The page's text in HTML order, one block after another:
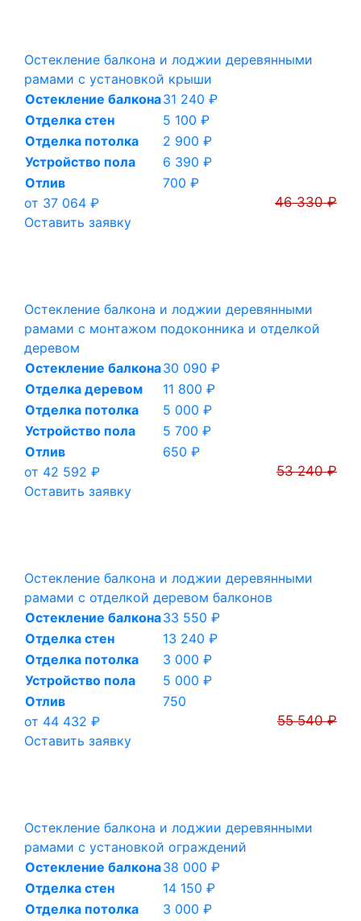
Остекление балкона и лоджии деревянными
рамами с установкой крыши
Остекление балкона31 240 ₽
Отделка стен
5 100 ₽
Отделка потолка
2 900 ₽
Устройство пола
6 390 ₽
Отлив
700 ₽
от 37 064 ₽
46 330 ₽
Оставить заявку
Остекление балкона и лоджии деревянными
рамами с монтажом подоконника и отделкой
деревом
Остекление балкона30 090 ₽
Отделка деревом
11 800 ₽
Отделка потолка
5 000 ₽
Устройство пола
5 700 ₽
Отлив
650 ₽
от 42 592 ₽
53 240 ₽
Оставить заявку
Остекление балкона и лоджии деревянными
рамами с отделкой деревом балконов
Остекление балкона33 550 ₽
Отделка стен
13 240 ₽
Отделка потолка
3 000 ₽
Устройство пола
5 000 ₽
Отлив
750
от 44 432 ₽
55 540 ₽
Оставить заявку
Остекление балкона и лоджии деревянными
рамами с установкой ограждений
Остекление балкона38 000 ₽
Отделка стен
14 150 ₽
Отделка потолка
3 000 ₽